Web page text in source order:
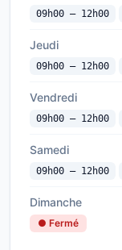
09h00 — 12h00
Jeudi
09h00 — 12h00
Vendredi
09h00 — 12h00
Samedi
09h00 — 12h00
Dimanche
● Fermé